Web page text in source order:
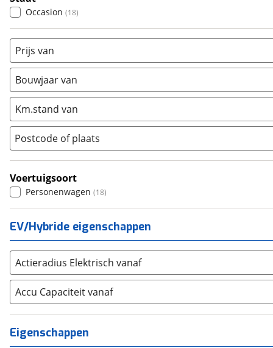
Hyundai ( 127
Mazda (43)
Mini (191)
Nissan (0)
Opel (463)
Peugeot (544)
Renault (438)
Seat (378)
SKODA (758
Suzuki (28)
Toyota
Volkswagen (939)
Alle merken
Abarth (0)
Aiways (0)
Aixam
8
0
Occasion (18)
Prijs van
Bouwjaar van
Km.stand van
Postcode of plaats
Voertuigsoort
Personenwagen (18)
EV/Hybride eigenschappen
Actieradius Elektrisch vanaf
Accu Capaciteit vanaf
Eigenschappen